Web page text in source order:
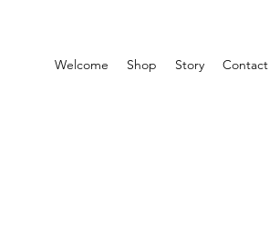
Welcome Shop Story Contact